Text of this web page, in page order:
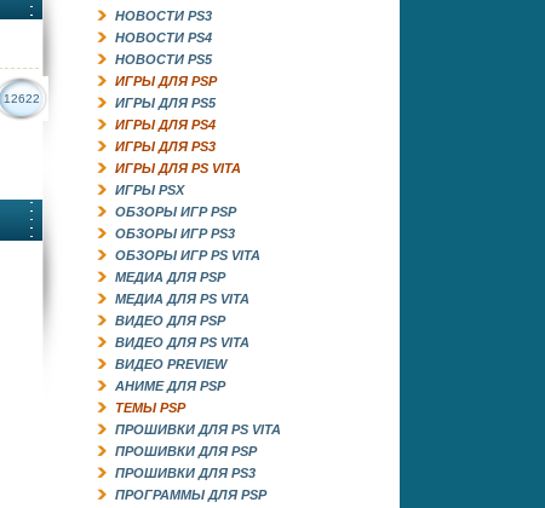
12622
НОВОСТИ PS3
НОВОСТИ PS4
НОВОСТИ PS5
ИГРЫ ДЛЯ PSP
ИГРЫ ДЛЯ PS5
ИГРЫ ДЛЯ PS4
ИГРЫ ДЛЯ PS3
ИГРЫ ДЛЯ PS VITA
ИГРЫ PSX
ОБЗОРЫ ИГР PSP
ОБЗОРЫ ИГР PS3
ОБЗОРЫ ИГР PS VITA
МЕДИА ДЛЯ PSP
МЕДИА ДЛЯ PS VITA
ВИДЕО ДЛЯ PSP
ВИДЕО ДЛЯ PS VITA
ВИДЕО PREVIEW
АНИМЕ ДЛЯ PSP
ТЕМЫ PSP
ПРОШИВКИ ДЛЯ PS VITA
ПРОШИВКИ ДЛЯ PSP
ПРОШИВКИ ДЛЯ PS3
ПРОГРАММЫ ДЛЯ PSP